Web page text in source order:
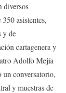
diversos
asistentes,
y de
cartagenera y
Adolfo Mejía
conversatorio,
y muestras de